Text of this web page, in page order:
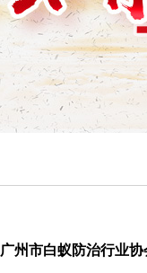
广州市白蚁防治行业协